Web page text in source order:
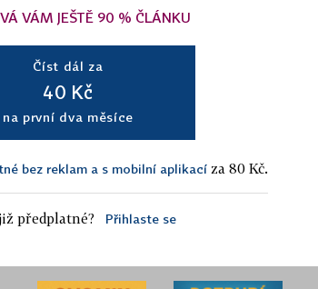
VÁM JEŠTĚ 90 % ČLÁNKU
Číst dál za
40 Kč
na první dva měsíce
bez reklam a s mobilní aplikací za 80 Kč.
předplatné? Přihlaste se